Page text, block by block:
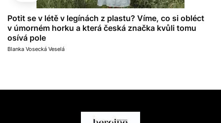
Potit se v létě v legínách z plastu? Víme, co si obléct
v úmorném horku a která česká značka kvůli tomu
osívá pole
Blanka Vosecká Veselá